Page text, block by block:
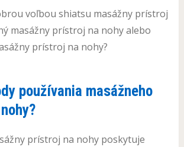
voľbou shiatsu masážny prístroj
masážny prístroj na nohy alebo
prístroj na nohy?
používania masážneho
prístroj na nohy poskytuje